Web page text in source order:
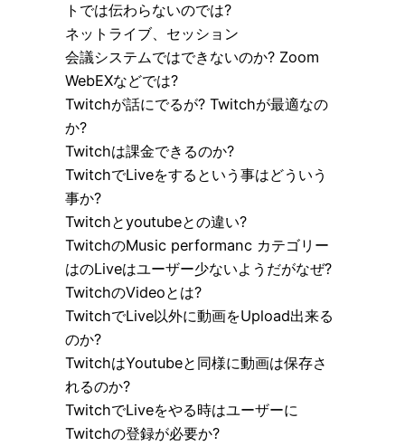
トでは伝わらないのでは?
ネットライブ、セッション
会議システムではできないのか? Zoom
WebEXなどでは?
Twitchが話にでるが? Twitchが最適なの
か?
Twitchは課金できるのか?
TwitchでLiveをするという事はどういう
事か?
Twitchとyoutubeとの違い?
TwitchのMusic performanc カテゴリー
はのLiveはユーザー少ないようだがなぜ?
TwitchのVideoとは?
TwitchでLive以外に動画をUpload出来る
のか?
TwitchはYoutubeと同様に動画は保存さ
れるのか?
TwitchでLiveをやる時はユーザーに
Twitchの登録が必要か?